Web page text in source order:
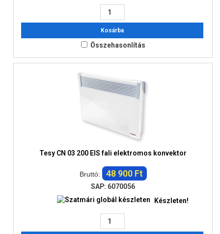
Kosárba
Összehasonlítás
Tesy CN 03 200 EIS fali elektromos konvektor
Bruttó: 48 900 Ft
SAP: 6070056
Készleten!